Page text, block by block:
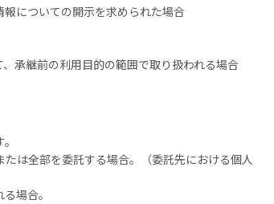
についての開示を求められた場合
承継前の利用目的の範囲で取り扱われる場合
は全部を委託する場合。（委託先における個人
場合。